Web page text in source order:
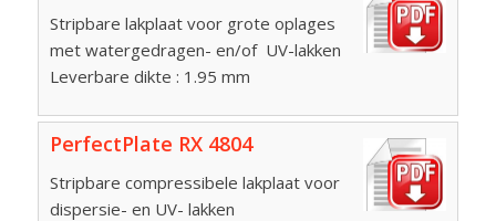
Stripbare lakplaat voor grote oplages
met watergedragen- en/of UV-lakken
Leverbare dikte : 1.95 mm
PerfectPlate RX 4804
Stripbare compressibele lakplaat voor
dispersie- en UV- lakken